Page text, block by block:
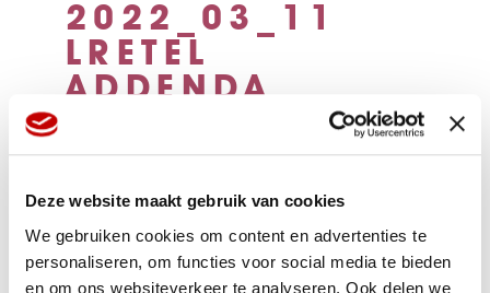
Deze website maakt gebruik van cookies
We gebruiken cookies om content en advertenties te
personaliseren, om functies voor social media te bieden
en om ons websiteverkeer te analyseren. Ook delen we
2022_03_11
LRETEL
ADDENDA
KWEKERIJ 165